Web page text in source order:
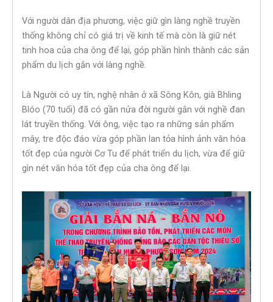
Với người dân địa phương, việc giữ gìn làng nghề truyền
thống không chỉ có giá trị về kinh tế mà còn là giữ nét
tinh hoa của cha ông để lại, góp phần hình thành các sản
phẩm du lịch gắn với làng nghề.
Là Người có uy tín, nghệ nhân ở xã Sông Kôn, già Bhling
Blóo (70 tuổi) đã có gần nửa đời người gắn với nghề đan
lát truyền thống. Với ông, việc tạo ra những sản phẩm
mây, tre độc đáo vừa góp phần lan tỏa hình ảnh văn hóa
tốt đẹp của người Cơ Tu để phát triển du lịch, vừa để giữ
gìn nét văn hóa tốt đẹp của cha ông để lại.